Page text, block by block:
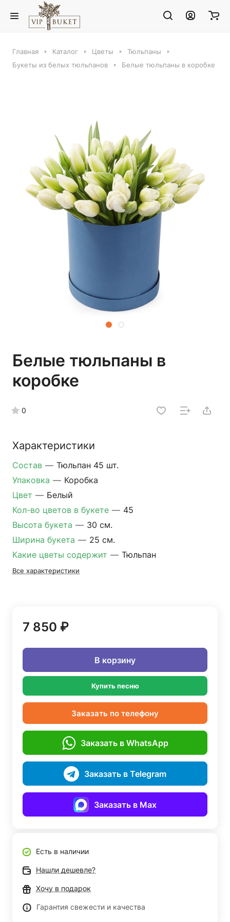
Главная Каталог Цветы
Тюльпаны
Букеты из белых тюльпанов
Белые тюльпаны в коробке
Белые тюльпаны в
коробке
0
Характеристики
Состав — Тюльпан 45 шт.
Упаковка — Коробка
Цвет — Белый
Кол-во цветов в букете — 45
Высота букета — 30 см.
Ширина букета — 25 см.
Какие цветы содержит — Тюльпан
Все характеристики
7 850 ₽
В корзину
Купить песню
Заказать по телефону
Заказать в WhatsApp
Заказать в Telegram
Заказать в Max
Есть в наличии
Нашли дешевле?
Хочу в подарок
Гарантия свежести и качества